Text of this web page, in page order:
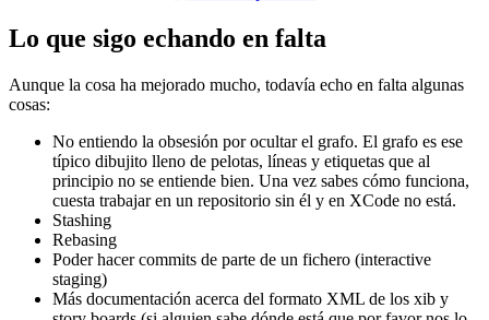
Lo que sigo echando en falta
Aunque la cosa ha mejorado mucho, todavía echo en falta algunas
cosas:
No entiendo la obsesión por ocultar el grafo. El grafo es ese
típico dibujito lleno de pelotas, líneas y etiquetas que al
principio no se entiende bien. Una vez sabes cómo funciona,
cuesta trabajar en un repositorio sin él y en XCode no está.
Stashing
Rebasing
Poder hacer commits de parte de un fichero (interactive
staging)
Más documentación acerca del formato XML de los xib y